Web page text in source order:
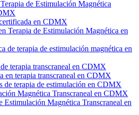
de Estimulación Magnética
en CDMX
Terapia de Estimulación Magnética en
de terapia de estimulación magnética en
terapia transcraneal en CDMX
en terapia transcraneal en CDMX
de terapia de estimulación en CDMX
Magnética Transcraneal en CDMX
Estimulación Magnética Transcraneal en